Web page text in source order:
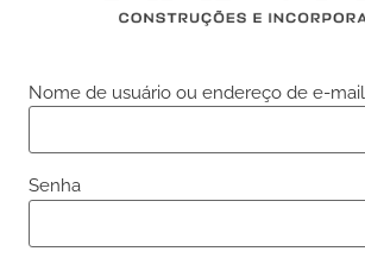
Nome de usuário ou endereço de e-mail
Senha